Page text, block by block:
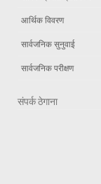
आर्थिक विवरण
सार्वजनिक सुनुवाई
सार्वजनिक परीक्षण
संपर्क ठेगाना